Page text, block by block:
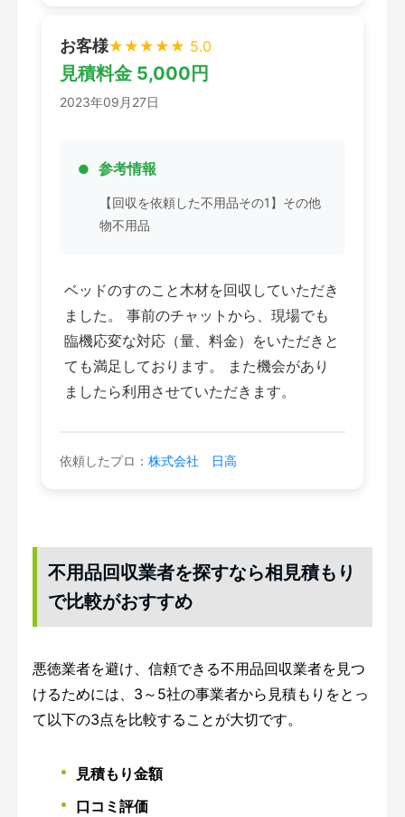
お客様★★★★★ 5.0
見積料金 5,000円
2023年09月27日
参考情報
【回収を依頼した不用品その1】その他
物不用品
ベッドのすのこと木材を回収していただき
ました。 事前のチャットから、現場でも
臨機応変な対応（量、料金）をいただきと
ても満足しております。 また機会があり
ましたら利用させていただきます。
依頼したプロ： 株式会社 日高
不用品回収業者を探すなら相見積もり
で比較がおすすめ
悪徳業者を避け、信頼できる不用品回収業者を見つ
けるためには、3～5社の事業者から見積もりをとっ
て以下の3点を比較することが大切です。
見積もり金額
口コミ評価